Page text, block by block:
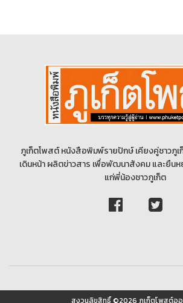
ภูเก็ตโพสต์ หนังสือพิมพ์รายปักษ์ เคียงคู่ชาวภูเก็
เดินหน้า ผลิตข่าวสาร เพื่อพัฒนาสังคม และยืน
แก่พี่น้องชาวภูเก็ต
สงวนลิขสิทธิ์ ©2026 ภูเก็ตโพสต์อ